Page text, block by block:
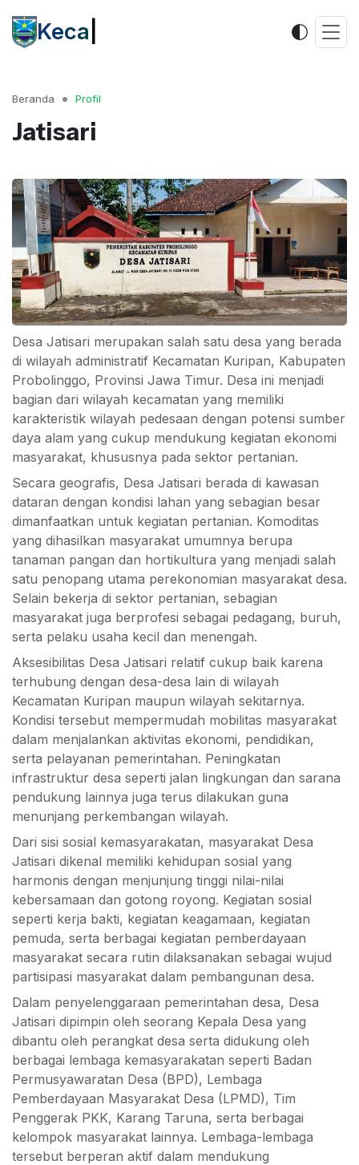
Kecamata
Beranda Profil
Jatisari
Desa Jatisari merupakan salah satu desa yang berada
di wilayah administratif Kecamatan Kuripan, Kabupaten
Probolinggo, Provinsi Jawa Timur. Desa ini menjadi
bagian dari wilayah kecamatan yang memiliki
karakteristik wilayah pedesaan dengan potensi sumber
daya alam yang cukup mendukung kegiatan ekonomi
masyarakat, khususnya pada sektor pertanian.
Secara geografis, Desa Jatisari berada di kawasan
dataran dengan kondisi lahan yang sebagian besar
dimanfaatkan untuk kegiatan pertanian. Komoditas
yang dihasilkan masyarakat umumnya berupa
tanaman pangan dan hortikultura yang menjadi salah
satu penopang utama perekonomian masyarakat desa.
Selain bekerja di sektor pertanian, sebagian
masyarakat juga berprofesi sebagai pedagang, buruh,
serta pelaku usaha kecil dan menengah.
Aksesibilitas Desa Jatisari relatif cukup baik karena
terhubung dengan desa-desa lain di wilayah
Kecamatan Kuripan maupun wilayah sekitarnya.
Kondisi tersebut mempermudah mobilitas masyarakat
dalam menjalankan aktivitas ekonomi, pendidikan,
serta pelayanan pemerintahan. Peningkatan
infrastruktur desa seperti jalan lingkungan dan sarana
pendukung lainnya juga terus dilakukan guna
menunjang perkembangan wilayah.
Dari sisi sosial kemasyarakatan, masyarakat Desa
Jatisari dikenal memiliki kehidupan sosial yang
harmonis dengan menjunjung tinggi nilai-nilai
kebersamaan dan gotong royong. Kegiatan sosial
seperti kerja bakti, kegiatan keagamaan, kegiatan
pemuda, serta berbagai kegiatan pemberdayaan
masyarakat secara rutin dilaksanakan sebagai wujud
partisipasi masyarakat dalam pembangunan desa.
Dalam penyelenggaraan pemerintahan desa, Desa
Jatisari dipimpin oleh seorang Kepala Desa yang
dibantu oleh perangkat desa serta didukung oleh
berbagai lembaga kemasyarakatan seperti Badan
Permusyawaratan Desa (BPD), Lembaga
Pemberdayaan Masyarakat Desa (LPMD), Tim
Penggerak PKK, Karang Taruna, serta berbagai
kelompok masyarakat lainnya. Lembaga-lembaga
tersebut berperan aktif dalam mendukung